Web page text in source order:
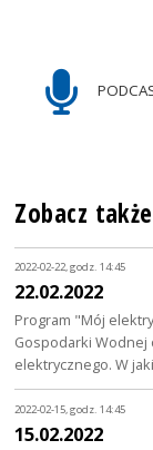
Zobacz także
2022-02-22, godz. 14:45
22.02.2022
Program "Mój
Gospodarki
elektrycznego. W
2022-02-15, godz. 14:45
15.02.2022